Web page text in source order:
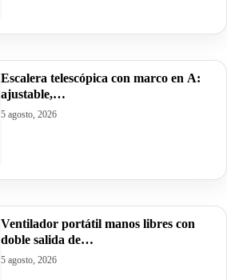
Escalera telescópica con marco en A:
ajustable,…
5 agosto, 2026
Ventilador portátil manos libres con
doble salida de…
5 agosto, 2026